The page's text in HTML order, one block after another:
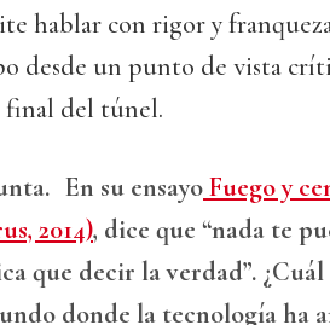
hablar con rigor y
desde un punto de vista
final del túnel.
En su ensayoFuego y
2014), dice que “nada te
que decir la verdad”.
donde la tecnología ha